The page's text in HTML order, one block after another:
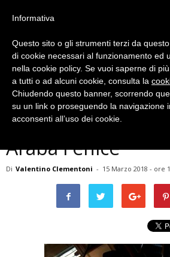
Musica e Spettacoli
Ultimo concerto a
Araba Fenice
Di Valentino Clementoni - 15 Marzo 2018 - ore
Informativa
Questo sito o gli strumenti terzi da
di cookie necessari al funzionamento ed
nella cookie policy. Se vuoi saperne di
a tutti o ad alcuni cookie, consulta la
Chiudendo questo banner, scorrendo
su un link o proseguendo la navigazione
acconsenti all’uso dei cookie.